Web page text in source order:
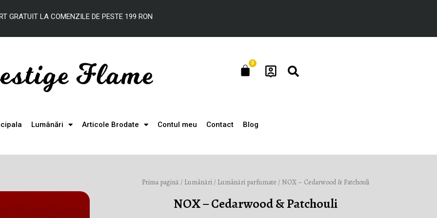
GRATUIT LACOMENZILE DE PESTE199 RON
0
Cart
Lumânări Articole Brodate Contul meu Contact Blog
Prima pagină / Lumânări / Lumânări parfumate / NOX – Cedarwood & Patchouli
NOX – Cedarwood & Patchouli